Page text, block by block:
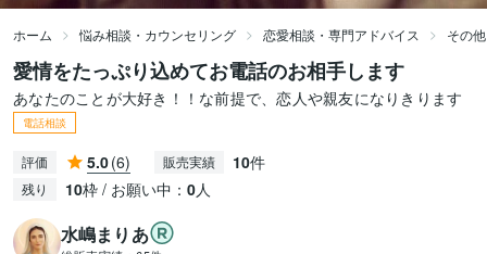
ホーム 悩み相談・カウンセリング 恋愛相談・専門アドバイス その
愛情をたっぷり込めてお電話のお相手します
あなたのことが大好き！！な前提で、恋人や親友になりきります
電話相談
評価 5.0(6) 販売実績 10件
残り 10枠 / お願い中： 0人
水嶋まりあ